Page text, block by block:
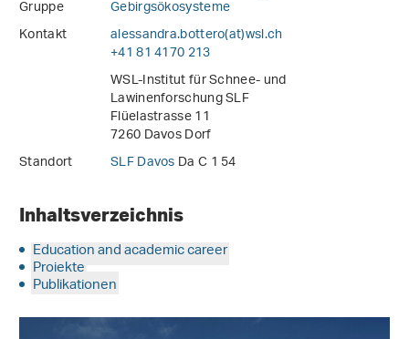
Gruppe
Gebirgsökosysteme
Kontakt
alessandra.bottero(at)wsl.ch
+41 81 4170 213
WSL-Institut für Schnee- und
Lawinenforschung SLF
Flüelastrasse 11
7260 Davos Dorf
Standort
SLF DavosDa C 1 54
Inhaltsverzeichnis
Education and academic career
Projekte
Publikationen